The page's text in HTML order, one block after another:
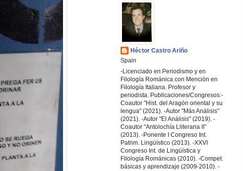
Héctor Castro Ariño
Spain
-Licenciado en Periodismo y en
Filología Románica con Mención en
Filología Italiana. Profesor y
periodista. Publicaciones/Congresos:-
Coautor "Hist. del Aragón oriental y su
lengua" (2021). -Autor "Más Análisis"
(2021). -Autor "El Análisis" (2019). -
Coautor "Antolochía Lliteraria II"
(2013). -Ponente I Congreso Int.
Patrim. Lingüístico (2013). -XXVI
Congreso Int. de Lingüística y
Filología Románicas (2010). -Compet.
básicas y aprendizaje (2009-2010). -